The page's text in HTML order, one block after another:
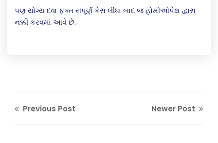
પણ યોગ્ય દવા ફક્ત સંપૂર્ણ કેસ લીધા બાદ જ હોમીઓપેથ દ્વારા
નક્કી કરવમાં આવે છે.
Previous Post Newer Post